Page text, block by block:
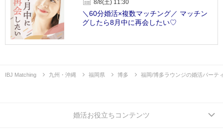
8/8(土) 11:30
＼60分婚活×複数マッチング／ マッチン
グしたら8月中に再会したい♡
IBJ Matching 九州・沖縄 福岡県 博多 福岡/博多ラウンジの婚活パーテ
婚活お役立ちコンテンツ